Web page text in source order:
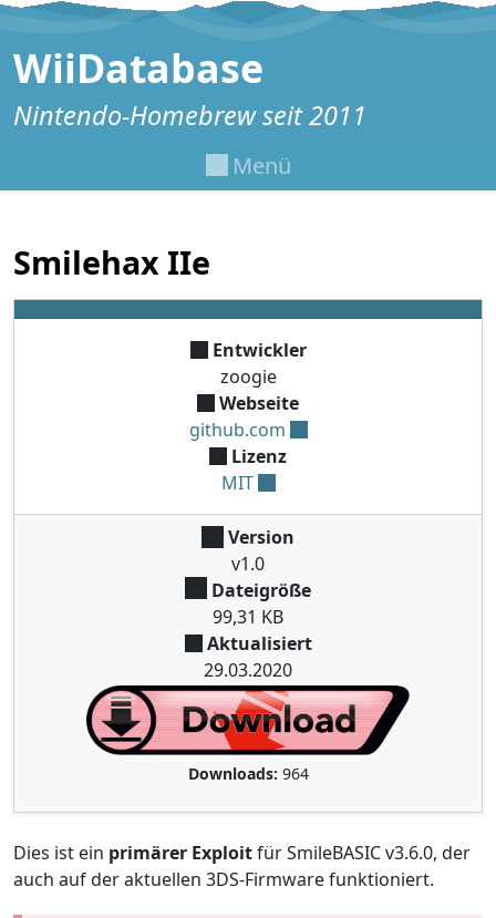
Zum Inhalt springen
WiiDatabase
Nintendo-Homebrew seit 2011
Menü
Smilehax IIe
Entwickler
zoogie
Webseite
github.com
Lizenz
MIT
Version
v1.0
Dateigröße
99,31 KB
Aktualisiert
29.03.2020
Downloads: 964
Dies ist ein primärer Exploitfür SmileBASIC v3.6.0, der
auch auf der aktuellen 3DS-Firmware funktioniert.